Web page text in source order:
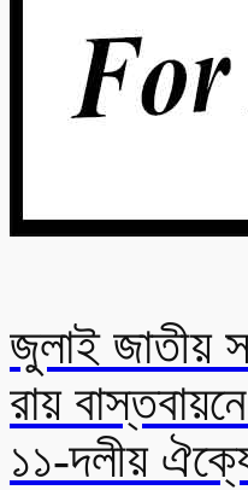
জুলাই জাতীয়
রায়
১১-দলীয়